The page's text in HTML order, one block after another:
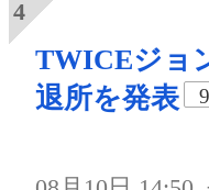
TWICEジョ
退所を発表
9